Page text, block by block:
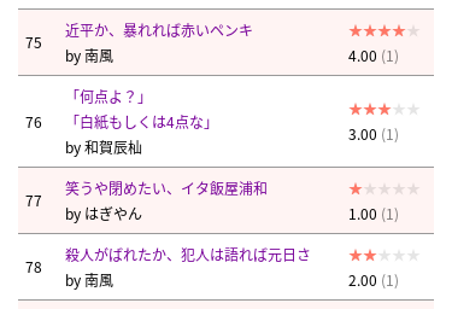
75
近平か、暴れれば赤いペンキ
by南風 4.00 (1)
76
「何点よ？」
「白紙もしくは4点な」
by和賀辰杣
3.00 (1)
77
笑うや閉めたい、イタ飯屋浦和
by はぎやん 1.00 (1)
78
殺人がばれたか、犯人は語れば元日さ
by南風 2.00 (1)